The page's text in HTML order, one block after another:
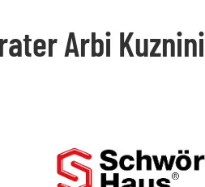
Arbi Kuznini